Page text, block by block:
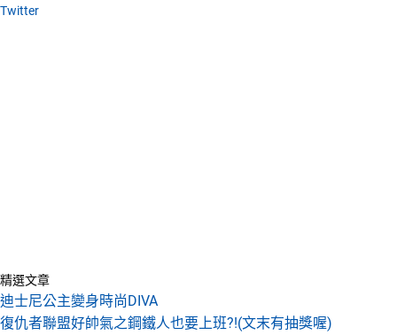
Twitter
精選文章
迪士尼公主變身時尚DIVA
復仇者聯盟好帥氣之鋼鐵人也要上班?!(文末有抽獎喔)